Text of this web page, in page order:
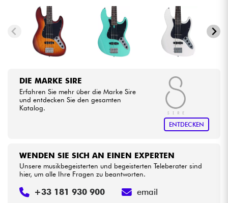
Bundle
Sehen Sie sich unsere Marken an
DIE MARKE SIRE
Erfahren Sie mehr über die Marke Sire
und entdecken Sie den gesamten
Katalog.
ENTDECKEN
WENDEN SIE SICH AN EINEN EXPERTEN
Unsere musikbegeisterten und begeisterten Teleberater sind
hier, um alle Ihre Fragen zu beantworten.
+33 181 930 900 email